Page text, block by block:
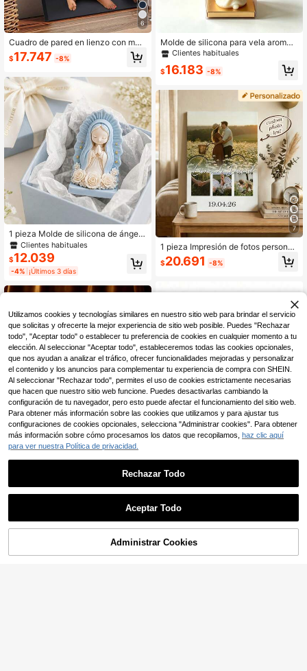
6
Cuadro de pared en lienzo con mar
co de madera personalizable - Impr
esión de retrato familiar y foto de ac
decoración de sala de estar, dormit
orio u oficina en casa, pintura réplic
a de calidad con acento cálido para
la habitación, lienzo enmarcado par
a colgar en la pared
$17.747 -8%
1 pieza Molde de silicona de ángel r
ezando estético, molde de cera de
niño flor 3D para hacer aromaterapi
a DIY, molde de estatua de yeso par
a crear decoración del hogar pacífi
Clientes habituales
$12.039
-4% ¡Últimos 3 días
1 pieza Molde de silicona con forma
cilíndrica para hacer velas artesana
les con diseños de Jesús, Virgen M
$22.290
Molde de silicona para vela aromáti
ca con estatua de la Virgen María,
grada, material de silicona duradero
erfumadas, manualidades de yeso y
resina, decoración interior tranquila
y sagrada, regalo hecho a mano, ve
Clientes habituales
$16.183 -8%
7
1 pieza Impresión de fotos personali
zadas en lienzo - Impresiones en lie
nzo con tus fotos en arte de pared p
ores amigos, boda, mascota, famili
a, amor, pareja, amigo, imagen, foto,
arte de pared enmarcado
$20.691 -8%
Juego de 7 piezas de manguera de
agua de alta presión, boquilla de lav
ado de autos y rociador de jardín, u
$82.190
Lo sentimos, este producto está agotado.
SIMILAR
Utilizamos cookies y tecnologías similares en nuestro sitio web para brindar el servicio
que solicitas y ofrecerte la mejor experiencia de sitio web posible. Puedes "Rechazar
todo", "Aceptar todo" o establecer tu preferencia de cookies en cualquier momento a tu
elección. Al seleccionar "Aceptar todo", estableceremos todas las cookies opcionales,
que nos ayudan a analizar el tráfico, ofrecer funcionalidades mejoradas y personalizar
el contenido y los anuncios para complementar tu experiencia de compra con SHEIN.
Al seleccionar "Rechazar todo", permites el uso de cookies estrictamente necesarias
que hacen que nuestro sitio web funcione. Puedes desactivarlas cambiando la
configuración de tu navegador, pero esto puede afectar el funcionamiento del sitio web.
Para obtener más información sobre las cookies que utilizamos y para ajustar tus
configuraciones de cookies opcionales, selecciona "Administrar cookies". Para obtener
más información sobre cómo procesamos los datos que recopilamos, haz clic aquí
para ver nuestra Política de privacidad.
Rechazar Todo
Aceptar Todo
Administrar Cookies